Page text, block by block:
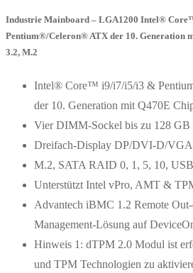
Industrie Mainboard – LGA1200 Intel®
Pentium®/Celeron® ATX der 10. Generation
3.2, M.2
Intel® Core™ i9/i7/i5/i3 &
der 10. Generation mit Q470E
Vier DIMM-Sockel bis zu 128
Dreifach-Display DP/DVI-D/
M.2, SATA RAID 0, 1, 5, 10,
Unterstützt Intel vPro, AMT &
Advantech iBMC 1.2 Remote
Management-Lösung auf
Hinweis 1: dTPM 2.0 Modul ist
und TPM Technologien zu